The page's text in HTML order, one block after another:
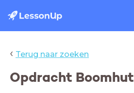
‹ Terug naar zoeken
Opdracht Boomhut